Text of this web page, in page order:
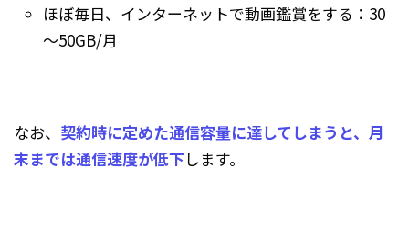
ほぼ毎日、インターネットで動画鑑賞をする：30
～50GB/月
なお、 契約時に定めた通信容量に達してしまうと、月
末までは通信速度が低下 します。